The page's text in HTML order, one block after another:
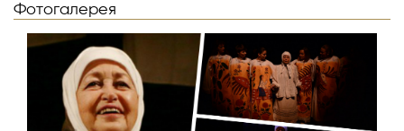
Фотогалерея